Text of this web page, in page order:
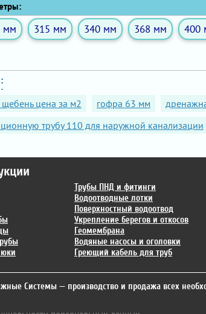
мм 315 мм 340 мм 368 мм 400
щебень цена за м2 гофра 63 мм
трубу 110 для наружной канализации
Трубы ПНД и фитинги
Водоотводные лотки
Поверхностный водоотвод
Укрепление берегов и откосов
Геомембрана
Водяные насосы и оголовки
Греющий кабель для труб
Системы — производство и продажа всех